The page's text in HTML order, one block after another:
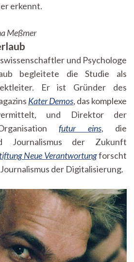
erkennt.
Meßmer
und Psychologe
begleitete die Studie als
Er ist Gründer des
Kater Demos, das komplexe
und Direktor der
futur eins, die
Journalismus der Zukunft
Neue Verantwortungforscht
der Digitalisierung.